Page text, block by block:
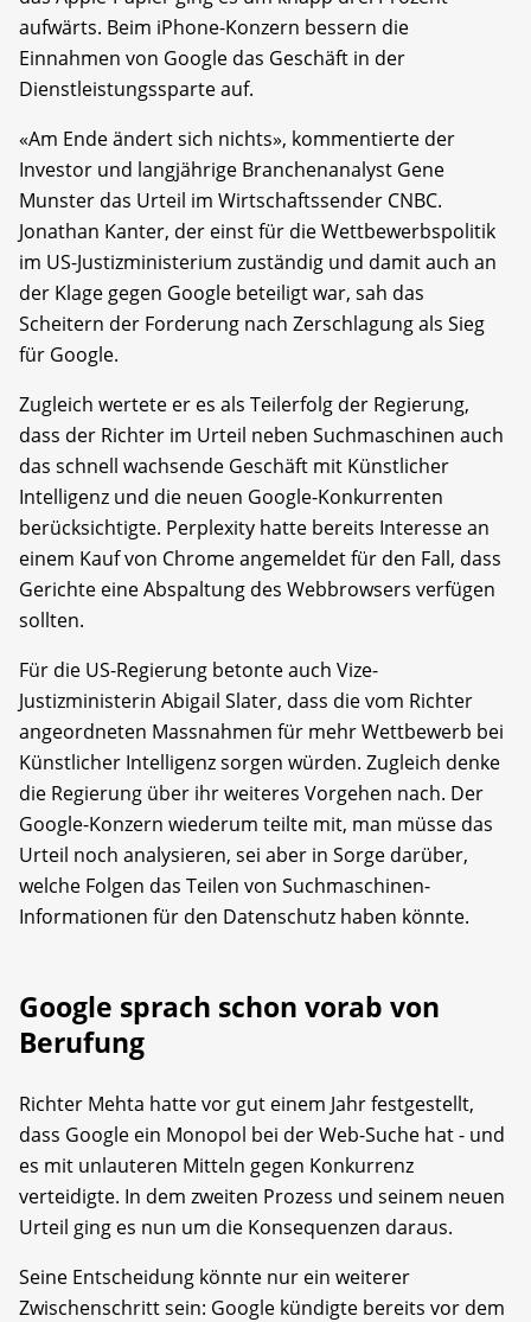
aufwärts. Beim iPhone-Konzern bessern die
Einnahmen von Google das Geschäft in der
Dienstleistungssparte auf.
«Am Ende ändert sich nichts», kommentierte der
Investor und langjährige Branchenanalyst Gene
Munster das Urteil im Wirtschaftssender CNBC.
Jonathan Kanter, der einst für die Wettbewerbspolitik
im US-Justizministerium zuständig und damit auch an
der Klage gegen Google beteiligt war, sah das
Scheitern der Forderung nach Zerschlagung als Sieg
für Google.
Zugleich wertete er es als Teilerfolg der Regierung,
dass der Richter im Urteil neben Suchmaschinen auch
das schnell wachsende Geschäft mit Künstlicher
Intelligenz und die neuen Google-Konkurrenten
berücksichtigte. Perplexity hatte bereits Interesse an
einem Kauf von Chrome angemeldet für den Fall, dass
Gerichte eine Abspaltung des Webbrowsers verfügen
sollten.
Für die US-Regierung betonte auch Vize-
Justizministerin Abigail Slater, dass die vom Richter
angeordneten Massnahmen für mehr Wettbewerb bei
Künstlicher Intelligenz sorgen würden. Zugleich denke
die Regierung über ihr weiteres Vorgehen nach. Der
Google-Konzern wiederum teilte mit, man müsse das
Urteil noch analysieren, sei aber in Sorge darüber,
welche Folgen das Teilen von Suchmaschinen-
Informationen für den Datenschutz haben könnte.
Google sprach schon vorab von
Berufung
Richter Mehta hatte vor gut einem Jahr festgestellt,
dass Google ein Monopol bei der Web-Suche hat - und
es mit unlauteren Mitteln gegen Konkurrenz
verteidigte. In dem zweiten Prozess und seinem neuen
Urteil ging es nun um die Konsequenzen daraus.
Seine Entscheidung könnte nur ein weiterer
Zwischenschritt sein: Google kündigte bereits vor dem